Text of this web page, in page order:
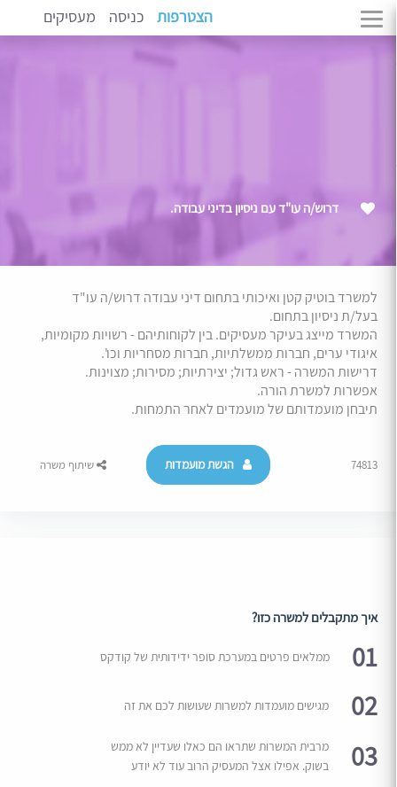
הצטרפות כניסה מעסיקים
דרוש/ה עו"ד עם ניסיון בדיני עבודה.
למשרד בוטיק קטן ואיכותי בתחום דיני עבודה דרוש/ה עו"ד
בעל/ת ניסיון בתחום.
המשרד מייצג בעיקר מעסיקים. בין לקוחותיהם - רשויות מקומיות,
איגודי ערים, חברות ממשלתיות, חברות מסחריות וכו'.
דרישות המשרה - ראש גדול; יצירתיות; מסירות; מצוינות.
אפשרות למשרת הורה.
תיבחן מועמדותם של מועמדים לאחר התמחות.
74813 הגשת מועמדות שיתוף משרה
איך מתקבלים למשרה כזו?
01 ממלאים פרטים במערכת סופר ידידותית של קודקס
02 מגישים מועמדות למשרות שעושות לכם את זה
03
מרבית המשרות שתראו הם כאלו שעדיין לא ממש
בשוק. אפילו אצל המעסיק הרוב עוד לא יודע